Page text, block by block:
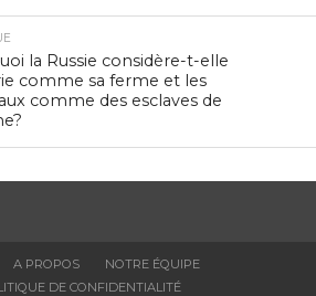
la Russie considère-t-elle
comme sa ferme et les
comme des esclaves de
A PROPOS
NOTRE ÉQUIPE
DE CONFIDENTIALITÉ